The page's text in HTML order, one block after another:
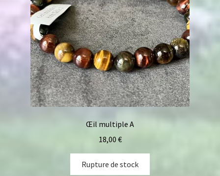
Œil multiple A
18,00 €
Rupture de stock